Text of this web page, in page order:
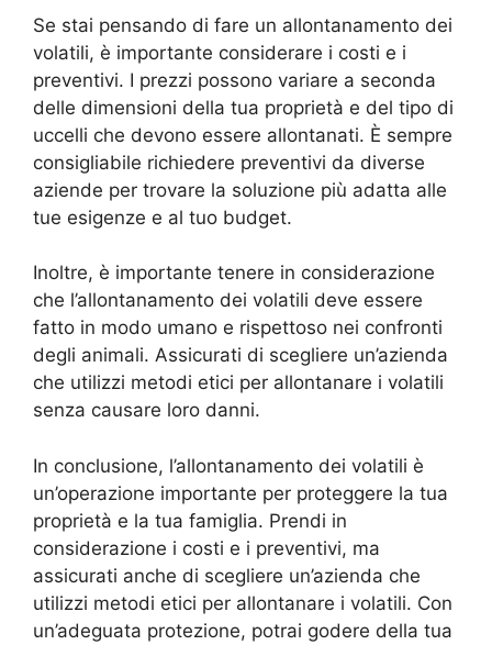
Se stai pensando di fare un allontanamento dei
volatili, è importante considerare i costi e i
preventivi. I prezzi possono variare a seconda
delle dimensioni della tua proprietà e del tipo di
uccelli che devono essere allontanati. È sempre
consigliabile richiedere preventivi da diverse
aziende per trovare la soluzione più adatta alle
tue esigenze e al tuo budget.
Inoltre, è importante tenere in considerazione
che l’allontanamento dei volatili deve essere
fatto in modo umano e rispettoso nei confronti
degli animali. Assicurati di scegliere un’azienda
che utilizzi metodi etici per allontanare i volatili
senza causare loro danni.
In conclusione, l’allontanamento dei volatili è
un’operazione importante per proteggere la tua
proprietà e la tua famiglia. Prendi in
considerazione i costi e i preventivi, ma
assicurati anche di scegliere un’azienda che
utilizzi metodi etici per allontanare i volatili. Con
un’adeguata protezione, potrai godere della tua